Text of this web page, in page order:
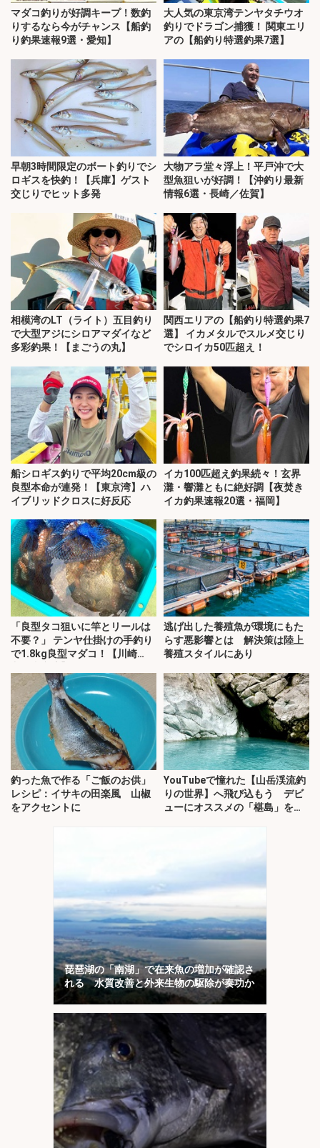
マダコ釣りが好調キープ！数釣
りするなら今がチャンス【船釣
り釣果速報9選・愛知】
大人気の東京湾テンヤタチウオ
釣りでドラゴン捕獲！ 関東エリ
アの【船釣り特選釣果7選】
早朝3時間限定のボート釣りでシ
ロギスを快釣！【兵庫】ゲスト
交じりでヒット多発
大物アラ堂々浮上！平戸沖で大
型魚狙いが好調！【沖釣り最新
情報6選・長崎／佐賀】
相模湾のLT（ライト）五目釣り
で大型アジにシロアマダイなど
多彩釣果！【まごうの丸】
関西エリアの【船釣り特選釣果7
選】 イカメタルでスルメ交じり
でシロイカ50匹超え！
船シロギス釣りで平均20cm級の
良型本命が連発！【東京湾】ハ
イブリッドクロスに好反応
イカ100匹超え釣果続々！玄界
灘・響灘ともに絶好調【夜焚き
イカ釣果速報20選・福岡】
「良型タコ狙いに竿とリールは
不要？」 テンヤ仕掛けの手釣り
で1.8kg良型マダコ！【川崎
逃げ出した養殖魚が環境にもた
らす悪影響とは 解決策は陸上
養殖スタイルにあり
釣った魚で作る「ご飯のお供」
レシピ：イサキの田楽風 山椒
をアクセントに
YouTubeで憧れた【山岳渓流釣
りの世界】へ飛び込もう デビ
ューにオススメの「椹島」を紹
琵琶湖の「南湖」で在来魚の増加が確認さ
れる 水質改善と外来生物の駆除が奏功か